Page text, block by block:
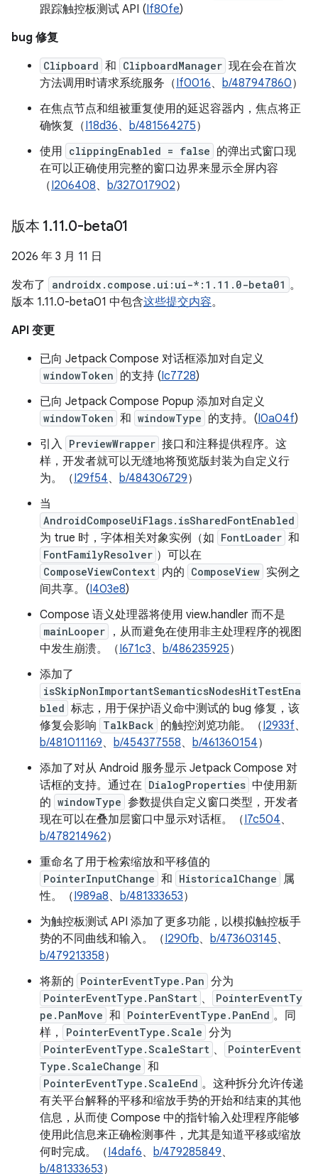
跟踪触控板测试 API (If80fe)
bug 修复
Clipboard 和 ClipboardManager 现在会在首次
方法调用时请求系统服务（If0016、 b/487947860）
在焦点节点和组被重复使用的延迟容器内，焦点将正
确恢复（I18d36、 b/481564275）
使用 clippingEnabled = false 的弹出式窗口现
在可以正确使用完整的窗口边界来显示全屏内容
（I206408、 b/327017902）
版本 1.11.0-beta01
2026 年 3 月 11 日
发布了
androidx.compose.ui:ui-*:1.11.0-beta01 。
版本 1.11.0-beta01 中包含这些提交内容。
API 变更
已向 Jetpack Compose 对话框添加对自定义
windowToken 的支持 (Ic7728)
已向 Jetpack Compose Popup 添加对自定义
windowToken 和 windowType 的支持。(I0a04f)
引入 PreviewWrapper 接口和注释提供程序。这
样，开发者就可以无缝地将预览版封装为自定义行
为。（I29f54、 b/484306729）
当
AndroidComposeUiFlags.isSharedFontEnabled
为 true 时，字体相关对象实例（如 FontLoader 和
FontFamilyResolver ）可以在
ComposeViewContext 内的 ComposeView 实例之
间共享。(I403e8)
Compose 语义处理器将使用 view.handler 而不是
mainLooper
，从而避免在使用非主处理程序的视图
中发生崩溃。（I671c3、 b/486235925）
添加了
isSkipNonImportantSemanticsNodesHitTestEna
bled 标志，用于保护语义命中测试的 bug 修复，该
修复会影响 TalkBack 的触控浏览功能。（I2933f、
b/481011169、 b/454377558、 b/461360154）
添加了对从 Android 服务显示 Jetpack Compose 对
话框的支持。通过在 DialogProperties 中使用新
的 windowType 参数提供自定义窗口类型，开发者
现在可以在叠加层窗口中显示对话框。（I7c504、
b/478214962）
重命名了用于检索缩放和平移值的
PointerInputChange 和 HistoricalChange 属
性。（I989a8、 b/481333653）
为触控板测试 API 添加了更多功能，以模拟触控板手
势的不同曲线和输入。（I290fb、 b/473603145、
b/479213358）
将新的 PointerEventType.Pan 分为
PointerEventType.PanStart 、
PointerEventTy
pe.PanMove 和 PointerEventType.PanEnd 。同
样，
PointerEventType.Scale 分为
PointerEventType.ScaleStart 、
PointerEvent
Type.ScaleChange 和
PointerEventType.ScaleEnd 。这种拆分允许传递
有关平台解释的平移和缩放手势的开始和结束的其他
信息，从而使 Compose 中的指针输入处理程序能够
使用此信息来正确检测事件，尤其是知道平移或缩放
何时完成。（I4daf6、 b/479285849、
b/481333653）